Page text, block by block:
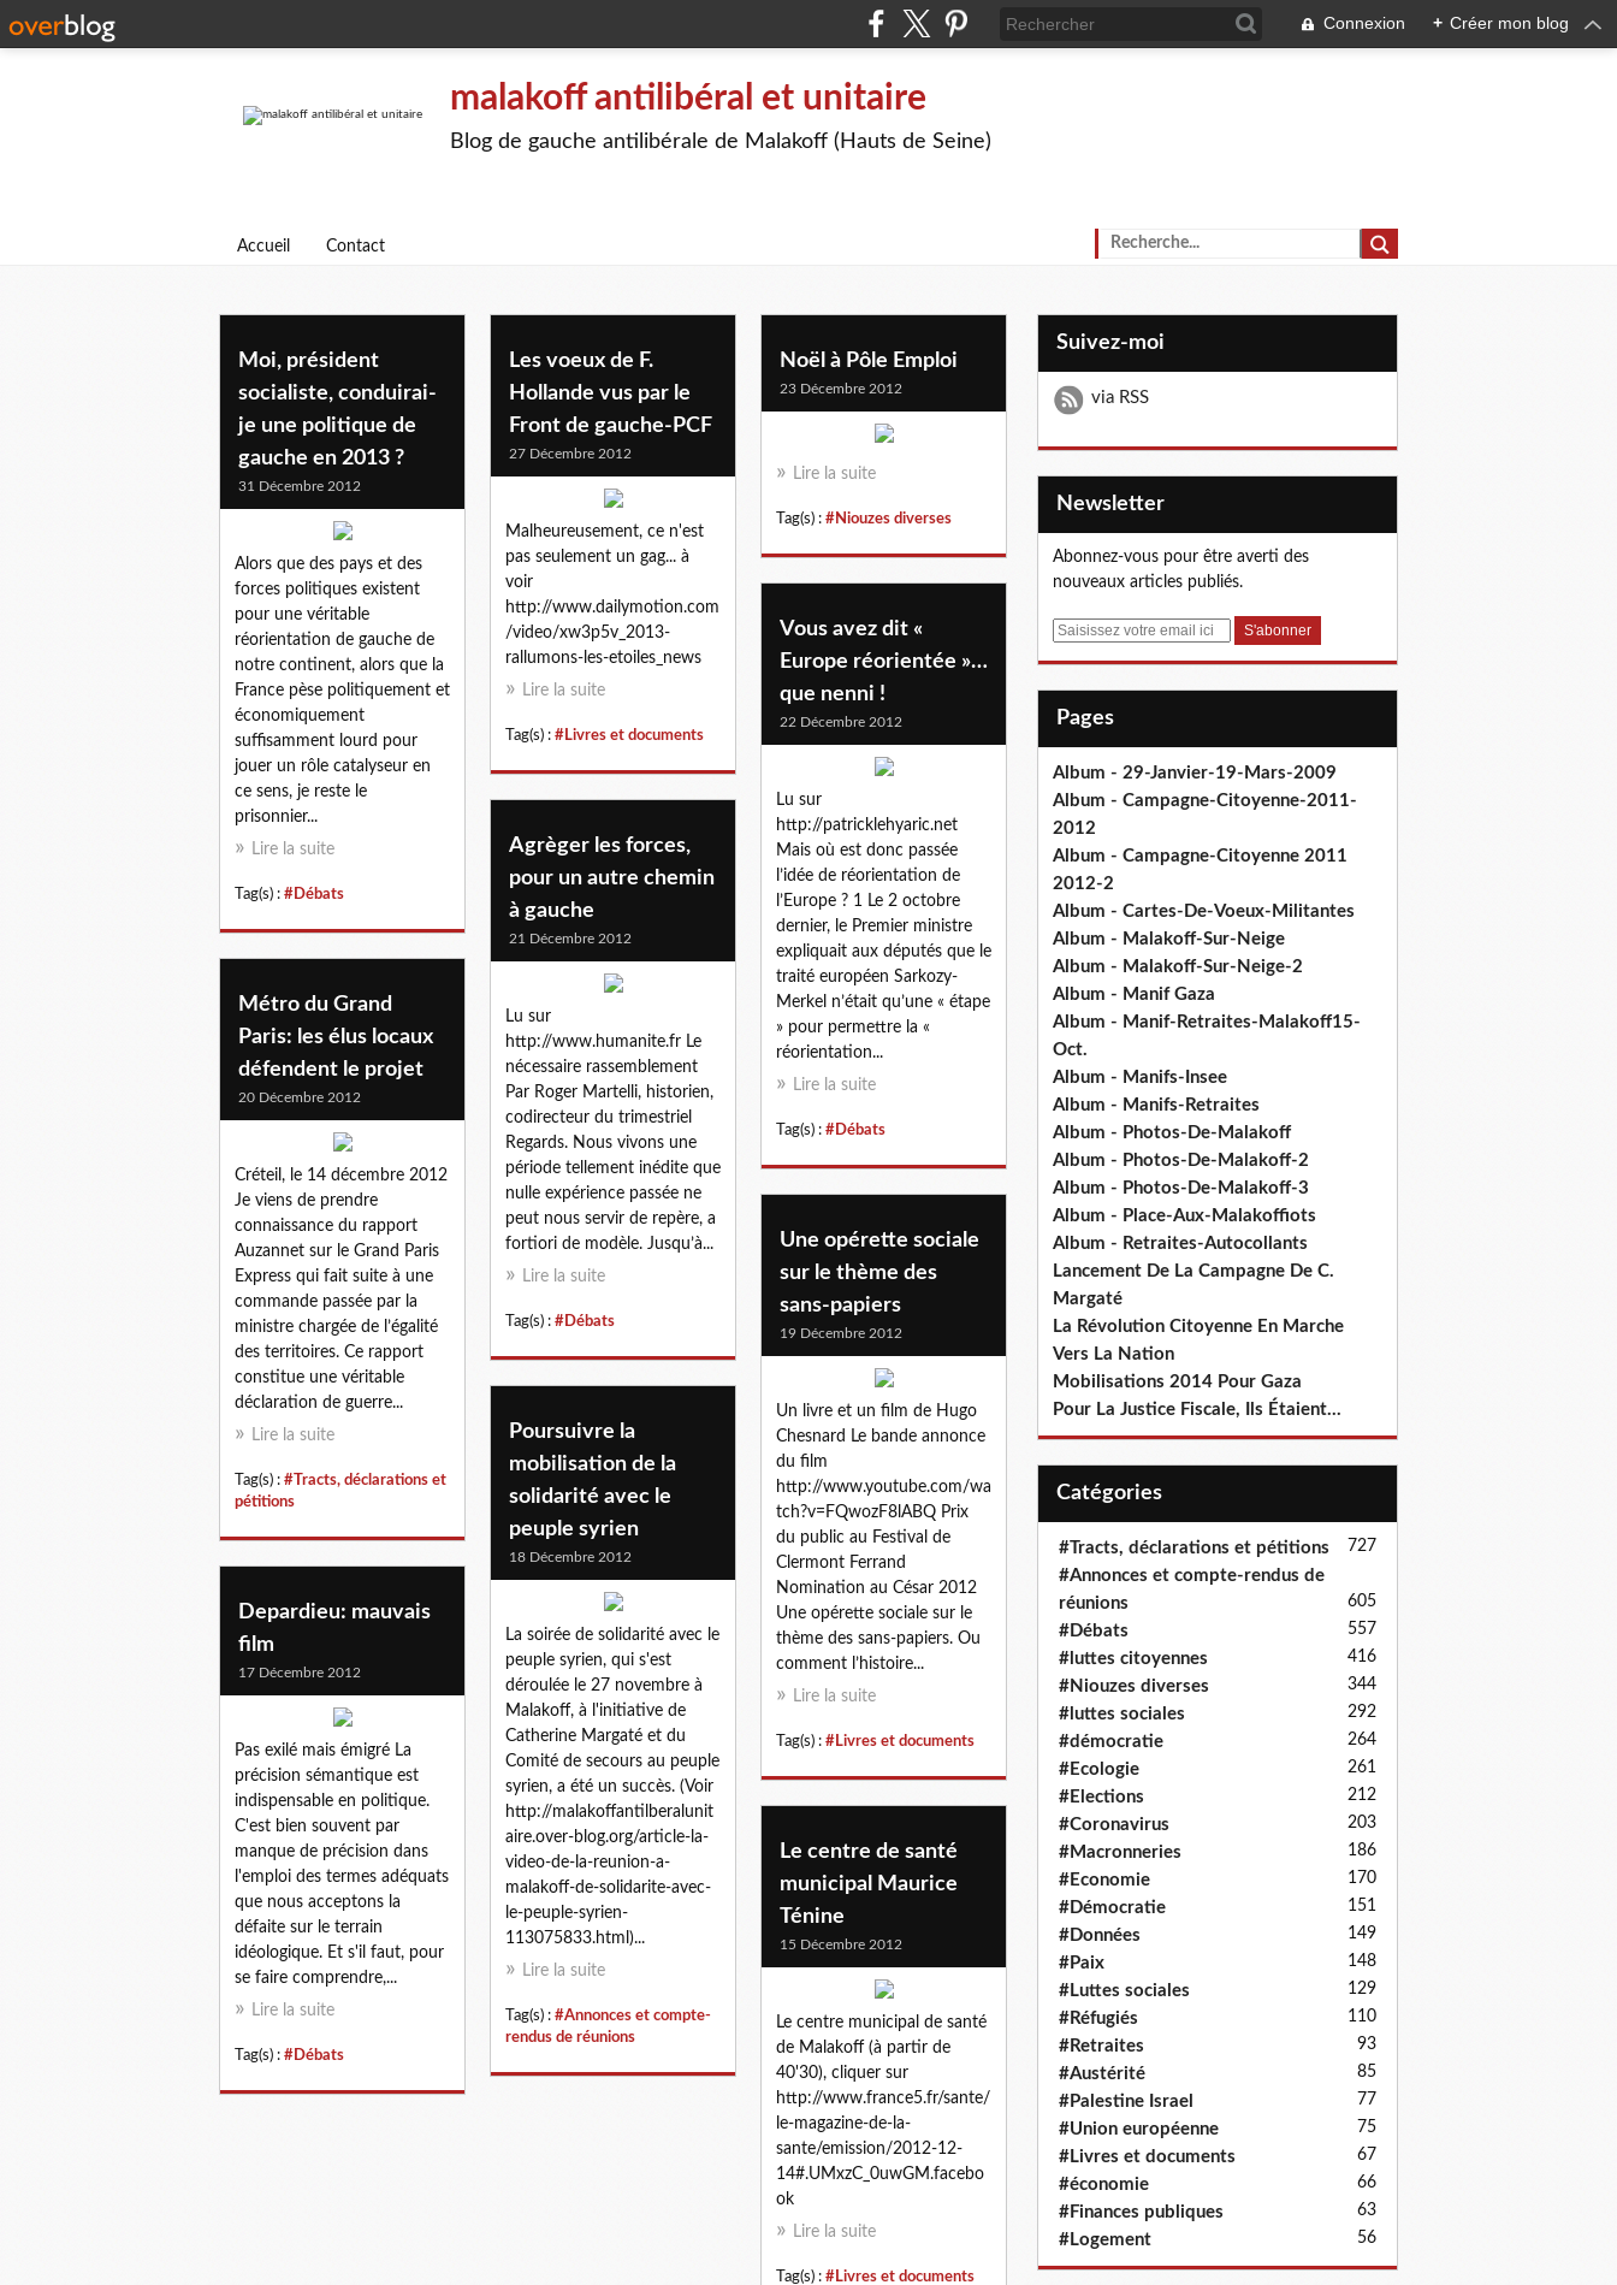
Connexion + Créer mon blog
malakoff antilibéral et unitaire
Blog de gauche antilibérale de Malakoff (Hauts de Seine)
Accueil Contact
Moi, président
socialiste, conduirai-
je une politique de
gauche en 2013 ?
31 Décembre 2012
Alors que des pays et des
forces politiques existent
pour une véritable
réorientation de gauche de
notre continent, alors que la
France pèse politiquement et
économiquement
suffisamment lourd pour
jouer un rôle catalyseur en
ce sens, je reste le
prisonnier...
Lire la suite
Tag(s) : #Débats
Les voeux de F.
Hollande vus par le
Front de gauche-PCF
27 Décembre 2012
Malheureusement, ce n'est
pas seulement un gag... à
voir
http://www.dailymotion.com
/video/xw3p5v_2013-
rallumons-les-etoiles_news
Lire la suite
Tag(s) : #Livres et documents
Noël à Pôle Emploi
23 Décembre 2012
Lire la suite
Tag(s) : #Niouzes diverses
Vous avez dit «
Europe réorientée »…
que nenni !
22 Décembre 2012
Lu sur
http://patricklehyaric.net
Mais où est donc passée
l’idée de réorientation de
l’Europe ? 1 Le 2 octobre
dernier, le Premier ministre
expliquait aux députés que le
traité européen Sarkozy-
Merkel n’était qu’une « étape
» pour permettre la «
réorientation...
Lire la suite
Tag(s) : #Débats
Agrèger les forces,
pour un autre chemin
à gauche
21 Décembre 2012
Lu sur
http://www.humanite.fr Le
nécessaire rassemblement
Par Roger Martelli, historien,
codirecteur du trimestriel
Regards. Nous vivons une
période tellement inédite que
nulle expérience passée ne
peut nous servir de repère, a
fortiori de modèle. Jusqu’à...
Lire la suite
Tag(s) : #Débats
Métro du Grand
Paris: les élus locaux
défendent le projet
20 Décembre 2012
Créteil, le 14 décembre 2012
Je viens de prendre
connaissance du rapport
Auzannet sur le Grand Paris
Express qui fait suite à une
commande passée par la
ministre chargée de l’égalité
des territoires. Ce rapport
constitue une véritable
déclaration de guerre...
Lire la suite
Tag(s) : #Tracts, déclarations et
pétitions
Une opérette sociale
sur le thème des
sans-papiers
19 Décembre 2012
Un livre et un film de Hugo
Chesnard Le bande annonce
du film
http://www.youtube.com/wa
tch?v=FQwozF8lABQ Prix
du public au Festival de
Clermont Ferrand
Nomination au César 2012
Une opérette sociale sur le
thème des sans-papiers. Ou
comment l’histoire...
Lire la suite
Tag(s) : #Livres et documents
Poursuivre la
mobilisation de la
solidarité avec le
peuple syrien
18 Décembre 2012
La soirée de solidarité avec le
peuple syrien, qui s'est
déroulée le 27 novembre à
Malakoff, à l'initiative de
Catherine Margaté et du
Comité de secours au peuple
syrien, a été un succès. (Voir
http://malakoffantilberalunit
aire.over-blog.org/article-la-
video-de-la-reunion-a-
malakoff-de-solidarite-avec-
le-peuple-syrien-
113075833.html)...
Lire la suite
Tag(s) : #Annonces et compte-
rendus de réunions
Depardieu: mauvais
film
17 Décembre 2012
Pas exilé mais émigré La
précision sémantique est
indispensable en politique.
C'est bien souvent par
manque de précision dans
l'emploi des termes adéquats
que nous acceptons la
défaite sur le terrain
idéologique. Et s'il faut, pour
se faire comprendre,...
Lire la suite
Tag(s) : #Débats
Le centre de santé
municipal Maurice
Ténine
15 Décembre 2012
Le centre municipal de santé
de Malakoff (à partir de
40'30), cliquer sur
http://www.france5.fr/sante/
le-magazine-de-la-
sante/emission/2012-12-
14#.UMxzC_0uwGM.facebo
ok
Lire la suite
Tag(s) : #Livres et documents
Suivez-moi
via RSS
Newsletter
Abonnez-vous pour être averti des
nouveaux articles publiés.
E
Pages
Album - 29-Janvier-19-Mars-2009
Album - Campagne-Citoyenne-2011-
2012
Album - Campagne-Citoyenne 2011
2012-2
Album - Cartes-De-Voeux-Militantes
Album - Malakoff-Sur-Neige
Album - Malakoff-Sur-Neige-2
Album - Manif Gaza
Album - Manif-Retraites-Malakoff15-
Oct.
Album - Manifs-Insee
Album - Manifs-Retraites
Album - Photos-De-Malakoff
Album - Photos-De-Malakoff-2
Album - Photos-De-Malakoff-3
Album - Place-Aux-Malakoffiots
Album - Retraites-Autocollants
Lancement De La Campagne De C.
Margaté
La Révolution Citoyenne En Marche
Vers La Nation
Mobilisations 2014 Pour Gaza
Pour La Justice Fiscale, Ils Étaient...
Catégories
#Tracts, déclarations et pétitions 727
#Annonces et compte-rendus de
réunions
605
#Débats 557
#luttes citoyennes 416
#Niouzes diverses 344
#luttes sociales 292
#démocratie 264
#Ecologie 261
#Elections 212
#Coronavirus 203
#Macronneries 186
#Economie 170
#Démocratie 151
#Données 149
#Paix 148
#Luttes sociales 129
#Réfugiés 110
#Retraites 93
#Austérité 85
#Palestine Israel 77
#Union européenne 75
#Livres et documents 67
#économie 66
#Finances publiques 63
#Logement 56